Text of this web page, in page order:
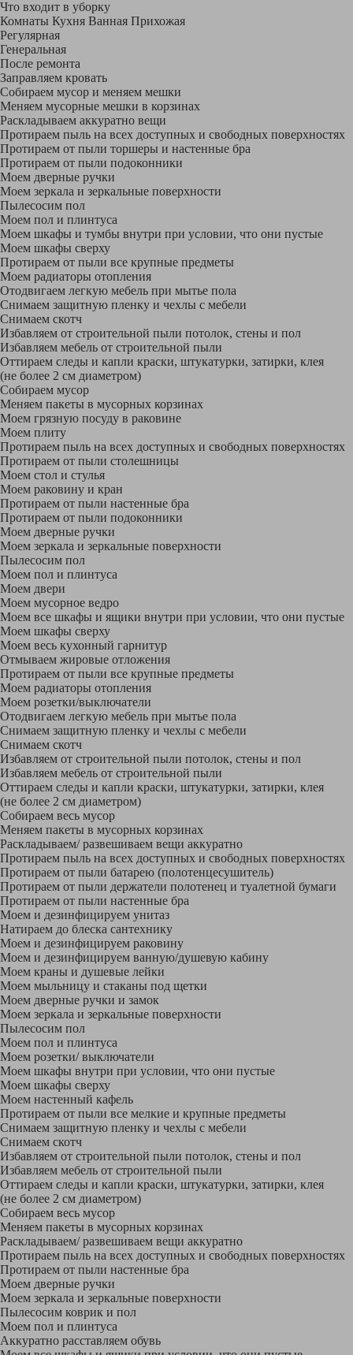
Что входит в уборку
Регу­лярная
Гене­ральная
После ремонта
Заправляем кровать
Собираем мусор и меняем мешки
Меняем мусорные мешки в корзинах
Раскладываем аккуратно вещи
Протираем пыль на всех доступных и свободных поверхностях
Протираем от пыли торшеры и настенные бра
Протираем от пыли подоконники
Моем дверные ручки
Моем зеркала и зеркальные поверхности
Пылесосим пол
Моем пол и плинтуса
Моем шкафы и тумбы внутри при условии, что они пустые
Моем шкафы сверху
Протираем от пыли все крупные предметы
Моем радиаторы отопления
Отодвигаем легкую мебель при мытье пола
Снимаем защитную пленку и чехлы с мебели
Снимаем скотч
Избавляем от строительной пыли потолок, стены и пол
Избавляем мебель от строительной пыли
Оттираем следы и капли краски, штукатурки, затирки, клея
(не более 2 см диаметром)
Собираем мусор
Меняем пакеты в мусорных корзинах
Моем грязную посуду в раковине
Моем плиту
Протираем пыль на всех доступных и свободных поверхностях
Протираем от пыли столешницы
Моем стол и стулья
Моем раковину и кран
Протираем от пыли настенные бра
Протираем от пыли подоконники
Моем дверные ручки
Моем зеркала и зеркальные поверхности
Пылесосим пол
Моем пол и плинтуса
Моем двери
Моем мусорное ведро
Моем все шкафы и ящики внутри при условии, что они пустые
Моем шкафы сверху
Моем весь кухонный гарнитур
Отмываем жировые отложения
Протираем от пыли все крупные предметы
Моем радиаторы отопления
Моем розетки/выключатели
Отодвигаем легкую мебель при мытье пола
Снимаем защитную пленку и чехлы с мебели
Снимаем скотч
Избавляем от строительной пыли потолок, стены и пол
Избавляем мебель от строительной пыли
Оттираем следы и капли краски, штукатурки, затирки, клея
(не более 2 см диаметром)
Собираем весь мусор
Меняем пакеты в мусорных корзинах
Раскладываем/ развешиваем вещи аккуратно
Протираем пыль на всех доступных и свободных поверхностях
Протираем от пыли батарею (полотенцесушитель)
Протираем от пыли держатели полотенец и туалетной бумаги
Протираем от пыли настенные бра
Моем и дезинфицируем унитаз
Натираем до блеска сантехнику
Моем и дезинфицируем раковину
Моем и дезинфицируем ванную/душевую кабину
Моем краны и душевые лейки
Моем мыльницу и стаканы под щетки
Моем дверные ручки и замок
Моем зеркала и зеркальные поверхности
Пылесосим пол
Моем пол и плинтуса
Моем розетки/ выключатели
Моем шкафы внутри при условии, что они пустые
Моем шкафы сверху
Моем настенный кафель
Протираем от пыли все мелкие и крупные предметы
Снимаем защитную пленку и чехлы с мебели
Снимаем скотч
Избавляем от строительной пыли потолок, стены и пол
Избавляем мебель от строительной пыли
Оттираем следы и капли краски, штукатурки, затирки, клея
(не более 2 см диаметром)
Собираем весь мусор
Меняем пакеты в мусорных корзинах
Раскладываем/ развешиваем вещи аккуратно
Протираем пыль на всех доступных и свободных поверхностях
Протираем от пыли настенные бра
Моем дверные ручки
Моем зеркала и зеркальные поверхности
Пылесосим коврик и пол
Моем пол и плинтуса
Аккуратно расставляем обувь